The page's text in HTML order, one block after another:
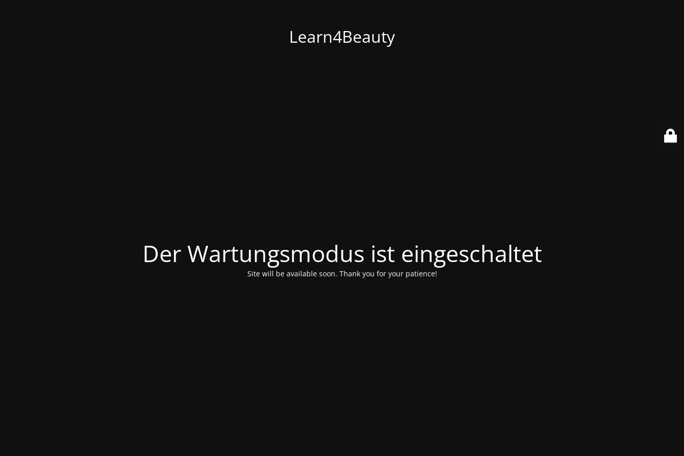
Learn4Beauty
Der Wartungsmodus ist eingeschaltet
Site will be available soon. Thank you for your patience!